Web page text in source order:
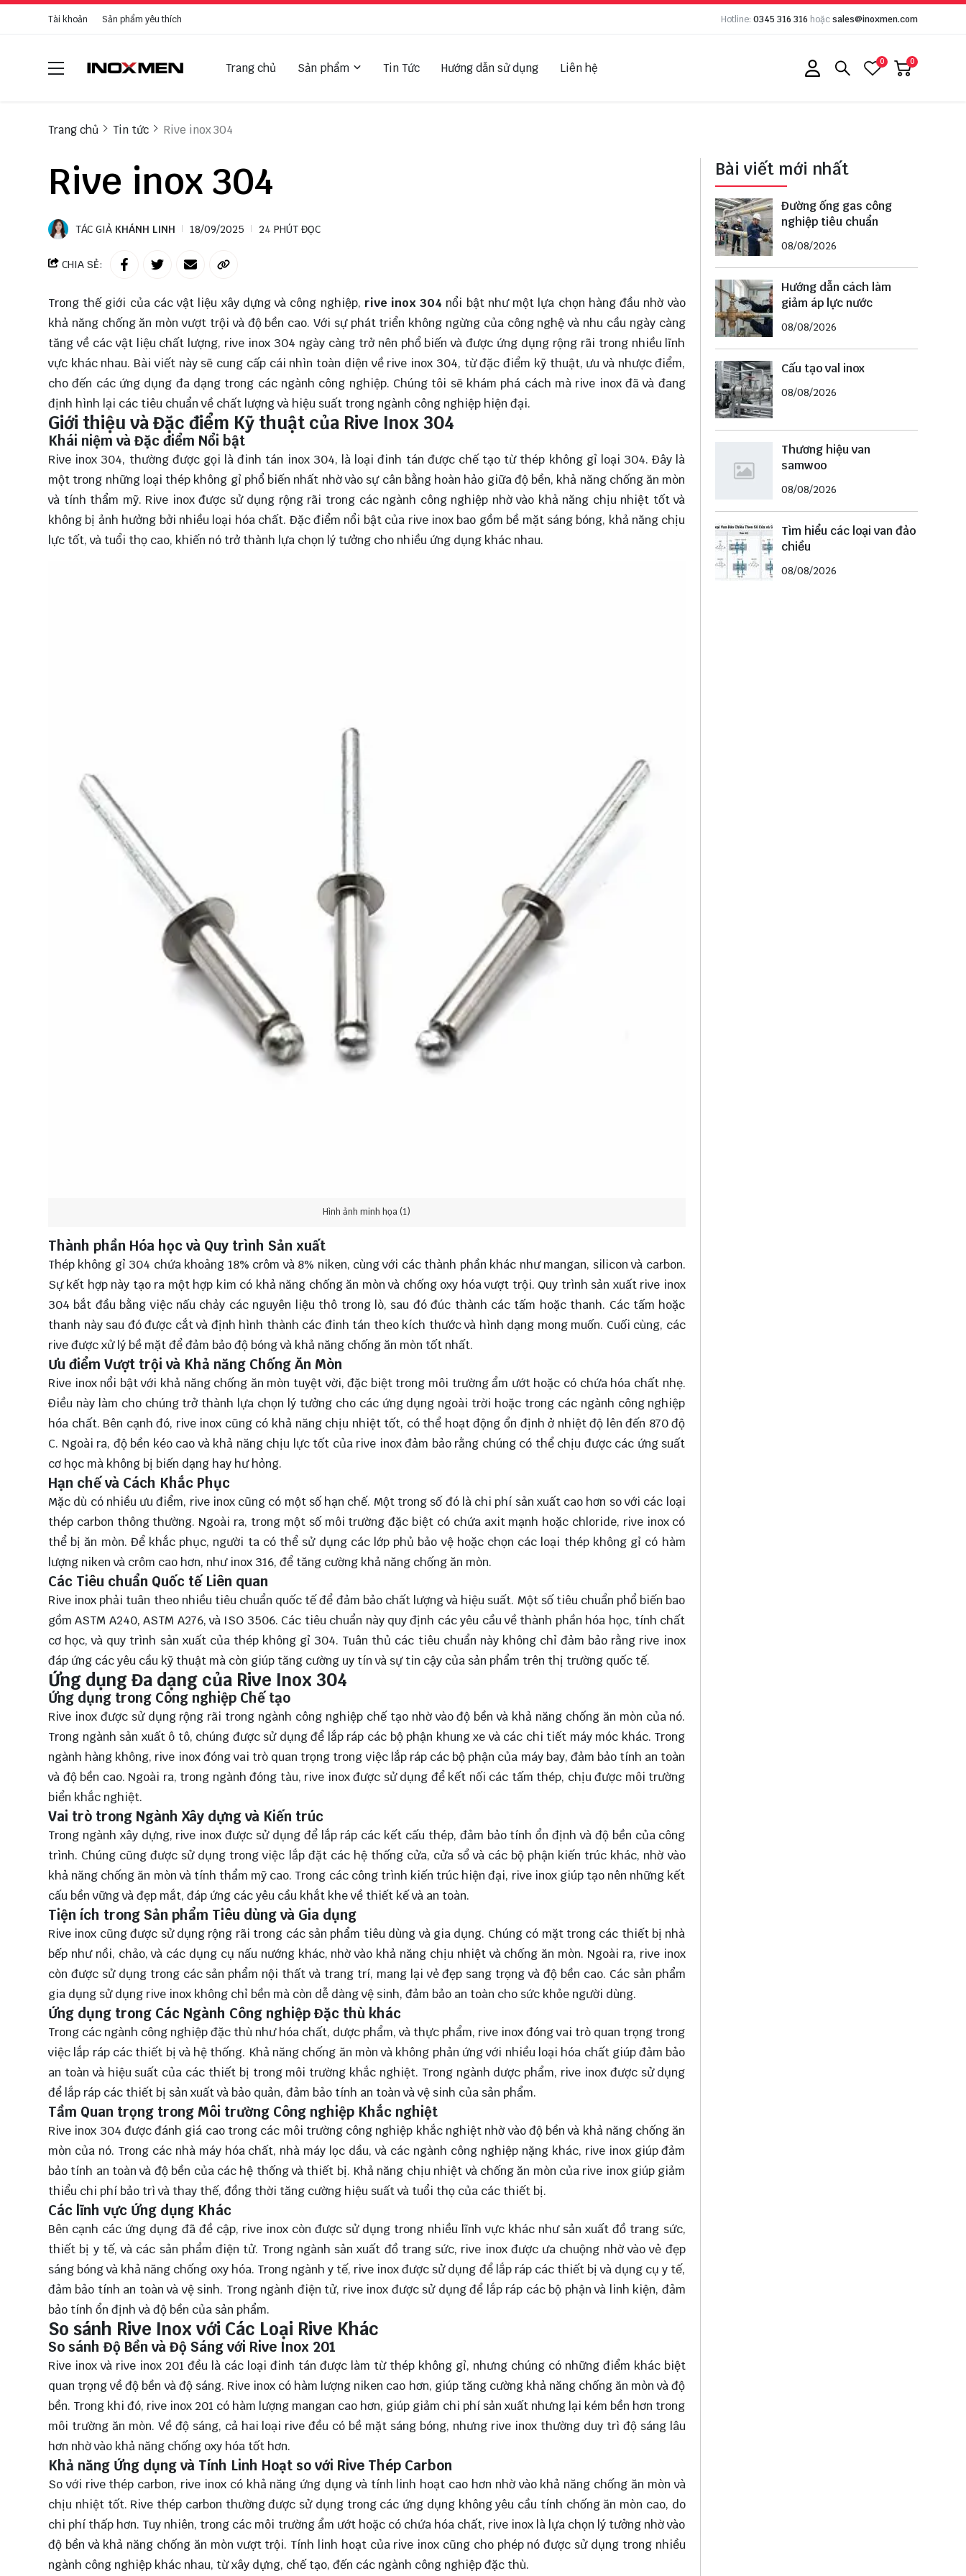
Tài khoản Sản phẩm yêu thích Hotline: 0345 316 316 hoặcsales@inoxmen.com
Trang chủ Sản phẩm Tin Tức Hướng dẫn sử dụng Liên hệ 0 0
Trang chủ Tin tức Rive inox 304
Rive inox 304
TÁC GIẢ KHÁNH LINH 18/09/2025 24 PHÚT ĐỌC
CHIA SẺ:
Trong thế giới của các vật liệu xây dựng và công nghiệp, rive inox 304 nổi bật như một lựa chọn hàng đầu nhờ vào
khả năng chống ăn mòn vượt trội và độ bền cao. Với sự phát triển không ngừng của công nghệ và nhu cầu ngày càng
tăng về các vật liệu chất lượng, rive inox 304 ngày càng trở nên phổ biến và được ứng dụng rộng rãi trong nhiều lĩnh
vực khác nhau. Bài viết này sẽ cung cấp cái nhìn toàn diện về rive inox 304, từ đặc điểm kỹ thuật, ưu và nhược điểm,
cho đến các ứng dụng đa dạng trong các ngành công nghiệp. Chúng tôi sẽ khám phá cách mà rive inox đã và đang
định hình lại các tiêu chuẩn về chất lượng và hiệu suất trong ngành công nghiệp hiện đại.
Giới thiệu và Đặc điểm Kỹ thuật của Rive Inox 304
Khái niệm và Đặc điểm Nổi bật
Rive inox 304, thường được gọi là đinh tán inox 304, là loại đinh tán được chế tạo từ thép không gỉ loại 304. Đây là
một trong những loại thép không gỉ phổ biến nhất nhờ vào sự cân bằng hoàn hảo giữa độ bền, khả năng chống ăn mòn
và tính thẩm mỹ. Rive inox được sử dụng rộng rãi trong các ngành công nghiệp nhờ vào khả năng chịu nhiệt tốt và
không bị ảnh hưởng bởi nhiều loại hóa chất. Đặc điểm nổi bật của rive inox bao gồm bề mặt sáng bóng, khả năng chịu
lực tốt, và tuổi thọ cao, khiến nó trở thành lựa chọn lý tưởng cho nhiều ứng dụng khác nhau.
Hình ảnh minh họa (1)
Thành phần Hóa học và Quy trình Sản xuất
Thép không gỉ 304 chứa khoảng 18% crôm và 8% niken, cùng với các thành phần khác như mangan, silicon và carbon.
Sự kết hợp này tạo ra một hợp kim có khả năng chống ăn mòn và chống oxy hóa vượt trội. Quy trình sản xuất rive inox
304 bắt đầu bằng việc nấu chảy các nguyên liệu thô trong lò, sau đó đúc thành các tấm hoặc thanh. Các tấm hoặc
thanh này sau đó được cắt và định hình thành các đinh tán theo kích thước và hình dạng mong muốn. Cuối cùng, các
rive được xử lý bề mặt để đảm bảo độ bóng và khả năng chống ăn mòn tốt nhất.
Ưu điểm Vượt trội và Khả năng Chống Ăn Mòn
Rive inox nổi bật với khả năng chống ăn mòn tuyệt vời, đặc biệt trong môi trường ẩm ướt hoặc có chứa hóa chất nhẹ.
Điều này làm cho chúng trở thành lựa chọn lý tưởng cho các ứng dụng ngoài trời hoặc trong các ngành công nghiệp
hóa chất. Bên cạnh đó, rive inox cũng có khả năng chịu nhiệt tốt, có thể hoạt động ổn định ở nhiệt độ lên đến 870 độ
C. Ngoài ra, độ bền kéo cao và khả năng chịu lực tốt của rive inox đảm bảo rằng chúng có thể chịu được các ứng suất
cơ học mà không bị biến dạng hay hư hỏng.
Hạn chế và Cách Khắc Phục
Mặc dù có nhiều ưu điểm, rive inox cũng có một số hạn chế. Một trong số đó là chi phí sản xuất cao hơn so với các loại
thép carbon thông thường. Ngoài ra, trong một số môi trường đặc biệt có chứa axit mạnh hoặc chloride, rive inox có
thể bị ăn mòn. Để khắc phục, người ta có thể sử dụng các lớp phủ bảo vệ hoặc chọn các loại thép không gỉ có hàm
lượng niken và crôm cao hơn, như inox 316, để tăng cường khả năng chống ăn mòn.
Các Tiêu chuẩn Quốc tế Liên quan
Rive inox phải tuân theo nhiều tiêu chuẩn quốc tế để đảm bảo chất lượng và hiệu suất. Một số tiêu chuẩn phổ biến bao
gồm ASTM A240, ASTM A276, và ISO 3506. Các tiêu chuẩn này quy định các yêu cầu về thành phần hóa học, tính chất
cơ học, và quy trình sản xuất của thép không gỉ 304. Tuân thủ các tiêu chuẩn này không chỉ đảm bảo rằng rive inox
đáp ứng các yêu cầu kỹ thuật mà còn giúp tăng cường uy tín và sự tin cậy của sản phẩm trên thị trường quốc tế.
Ứng dụng Đa dạng của Rive Inox 304
Ứng dụng trong Công nghiệp Chế tạo
Rive inox được sử dụng rộng rãi trong ngành công nghiệp chế tạo nhờ vào độ bền và khả năng chống ăn mòn của nó.
Trong ngành sản xuất ô tô, chúng được sử dụng để lắp ráp các bộ phận khung xe và các chi tiết máy móc khác. Trong
ngành hàng không, rive inox đóng vai trò quan trọng trong việc lắp ráp các bộ phận của máy bay, đảm bảo tính an toàn
và độ bền cao. Ngoài ra, trong ngành đóng tàu, rive inox được sử dụng để kết nối các tấm thép, chịu được môi trường
biển khắc nghiệt.
Vai trò trong Ngành Xây dựng và Kiến trúc
Trong ngành xây dựng, rive inox được sử dụng để lắp ráp các kết cấu thép, đảm bảo tính ổn định và độ bền của công
trình. Chúng cũng được sử dụng trong việc lắp đặt các hệ thống cửa, cửa sổ và các bộ phận kiến trúc khác, nhờ vào
khả năng chống ăn mòn và tính thẩm mỹ cao. Trong các công trình kiến trúc hiện đại, rive inox giúp tạo nên những kết
cấu bền vững và đẹp mắt, đáp ứng các yêu cầu khắt khe về thiết kế và an toàn.
Tiện ích trong Sản phẩm Tiêu dùng và Gia dụng
Rive inox cũng được sử dụng rộng rãi trong các sản phẩm tiêu dùng và gia dụng. Chúng có mặt trong các thiết bị nhà
bếp như nồi, chảo, và các dụng cụ nấu nướng khác, nhờ vào khả năng chịu nhiệt và chống ăn mòn. Ngoài ra, rive inox
còn được sử dụng trong các sản phẩm nội thất và trang trí, mang lại vẻ đẹp sang trọng và độ bền cao. Các sản phẩm
gia dụng sử dụng rive inox không chỉ bền mà còn dễ dàng vệ sinh, đảm bảo an toàn cho sức khỏe người dùng.
Ứng dụng trong Các Ngành Công nghiệp Đặc thù khác
Trong các ngành công nghiệp đặc thù như hóa chất, dược phẩm, và thực phẩm, rive inox đóng vai trò quan trọng trong
việc lắp ráp các thiết bị và hệ thống. Khả năng chống ăn mòn và không phản ứng với nhiều loại hóa chất giúp đảm bảo
an toàn và hiệu suất của các thiết bị trong môi trường khắc nghiệt. Trong ngành dược phẩm, rive inox được sử dụng
để lắp ráp các thiết bị sản xuất và bảo quản, đảm bảo tính an toàn và vệ sinh của sản phẩm.
Tầm Quan trọng trong Môi trường Công nghiệp Khắc nghiệt
Rive inox 304 được đánh giá cao trong các môi trường công nghiệp khắc nghiệt nhờ vào độ bền và khả năng chống ăn
mòn của nó. Trong các nhà máy hóa chất, nhà máy lọc dầu, và các ngành công nghiệp nặng khác, rive inox giúp đảm
bảo tính an toàn và độ bền của các hệ thống và thiết bị. Khả năng chịu nhiệt và chống ăn mòn của rive inox giúp giảm
thiểu chi phí bảo trì và thay thế, đồng thời tăng cường hiệu suất và tuổi thọ của các thiết bị.
Các lĩnh vực Ứng dụng Khác
Bên cạnh các ứng dụng đã đề cập, rive inox còn được sử dụng trong nhiều lĩnh vực khác như sản xuất đồ trang sức,
thiết bị y tế, và các sản phẩm điện tử. Trong ngành sản xuất đồ trang sức, rive inox được ưa chuộng nhờ vào vẻ đẹp
sáng bóng và khả năng chống oxy hóa. Trong ngành y tế, rive inox được sử dụng để lắp ráp các thiết bị và dụng cụ y tế,
đảm bảo tính an toàn và vệ sinh. Trong ngành điện tử, rive inox được sử dụng để lắp ráp các bộ phận và linh kiện, đảm
bảo tính ổn định và độ bền của sản phẩm.
So sánh Rive Inox với Các Loại Rive Khác
So sánh Độ Bền và Độ Sáng với Rive Inox 201
Rive inox và rive inox 201 đều là các loại đinh tán được làm từ thép không gỉ, nhưng chúng có những điểm khác biệt
quan trọng về độ bền và độ sáng. Rive inox có hàm lượng niken cao hơn, giúp tăng cường khả năng chống ăn mòn và độ
bền. Trong khi đó, rive inox 201 có hàm lượng mangan cao hơn, giúp giảm chi phí sản xuất nhưng lại kém bền hơn trong
môi trường ăn mòn. Về độ sáng, cả hai loại rive đều có bề mặt sáng bóng, nhưng rive inox thường duy trì độ sáng lâu
hơn nhờ vào khả năng chống oxy hóa tốt hơn.
Khả năng Ứng dụng và Tính Linh Hoạt so với Rive Thép Carbon
So với rive thép carbon, rive inox có khả năng ứng dụng và tính linh hoạt cao hơn nhờ vào khả năng chống ăn mòn và
chịu nhiệt tốt. Rive thép carbon thường được sử dụng trong các ứng dụng không yêu cầu tính chống ăn mòn cao, do
chi phí thấp hơn. Tuy nhiên, trong các môi trường ẩm ướt hoặc có chứa hóa chất, rive inox là lựa chọn lý tưởng nhờ vào
độ bền và khả năng chống ăn mòn vượt trội. Tính linh hoạt của rive inox cũng cho phép nó được sử dụng trong nhiều
ngành công nghiệp khác nhau, từ xây dựng, chế tạo, đến các ngành công nghiệp đặc thù.
Bài viết mới nhất
Đường ống gas công
nghiệp tiêu chuẩn
08/08/2026
Hướng dẫn cách làm
giảm áp lực nước
08/08/2026
Cấu tạo val inox
08/08/2026
Thương hiệu van
samwoo
08/08/2026
Tìm hiểu các loại van đảo
chiều
08/08/2026